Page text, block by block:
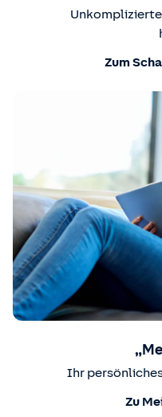
Zum
Ihr
Zu